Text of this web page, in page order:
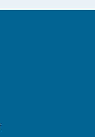
střední odborné
zkouškou
zakončených